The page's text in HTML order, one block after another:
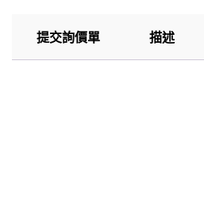
提交詢價單 描述